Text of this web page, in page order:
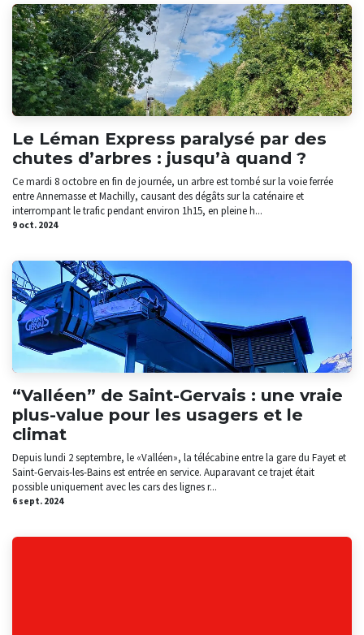
Le Léman Express paralysé par des
chutes d’arbres : jusqu’à quand ?
Ce mardi 8 octobre en fin de journée, un arbre est tombé sur la voie ferrée
entre Annemasse et Machilly, causant des dégâts sur la caténaire et
interrompant le trafic pendant environ 1h15, en pleine h...
9 oct. 2024
“Valléen” de Saint-Gervais : une vraie
plus-value pour les usagers et le
climat
Depuis lundi 2 septembre, le «Valléen», la télécabine entre la gare du Fayet et
Saint-Gervais-les-Bains est entrée en service. Auparavant ce trajet était
possible uniquement avec les cars des lignes r...
6 sept. 2024